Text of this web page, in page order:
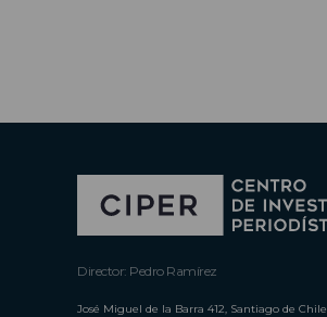
Director: Pedro Ramírez
José Miguel de la Barra 412, Santiago de Chile